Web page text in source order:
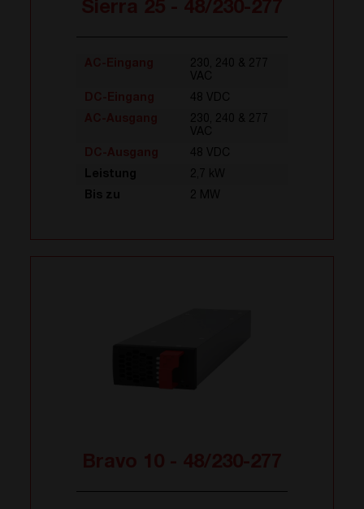
230, 240 & 277
VAC
48 VDC
230, 240 & 277
VAC
48 VDC
Leistung
2,7 kW
Bis zu
2 MW